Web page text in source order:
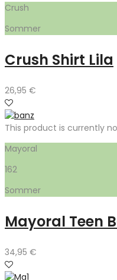
Crush
Sommer
Crush Shirt Lila
26,95 €
This product is currently
Mayoral
162
Sommer
Mayoral Teen
34,95 €